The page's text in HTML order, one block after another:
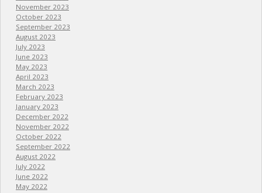
November 2023
October 2023
September 2023
August 2023
July 2023
June 2023
May 2023
April 2023
March 2023
February 2023
January 2023
December 2022
November 2022
October 2022
September 2022
August 2022
July 2022
June 2022
May 2022